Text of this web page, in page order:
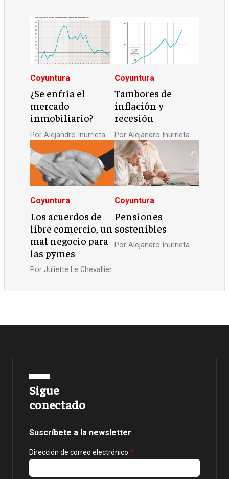
Coyuntura
¿Se enfría el
mercado
inmobiliario?
PorAlejandro Inurrieta
Coyuntura
Tambores de
inflación y
recesión
Por Alejandro Inurrieta
Coyuntura
Los acuerdos de
libre comercio, un
mal negocio para
las pymes
Por Juliette Le Chevallier
Coyuntura
Pensiones
sostenibles
Por Alejandro Inurrieta
Sigue
conectado
Suscríbete a la newsletter
Dirección de correo electrónico